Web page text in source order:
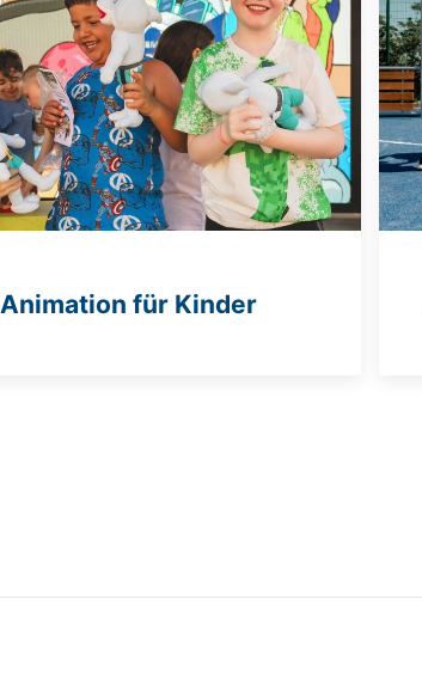
Animation für Kinder